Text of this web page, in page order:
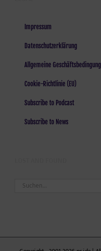
Impressum
Datenschutzerklärung
Allgemeine
Cookie-Richtlinie (EU)
Subscribe to Podcast
Subscribe to News
Suche